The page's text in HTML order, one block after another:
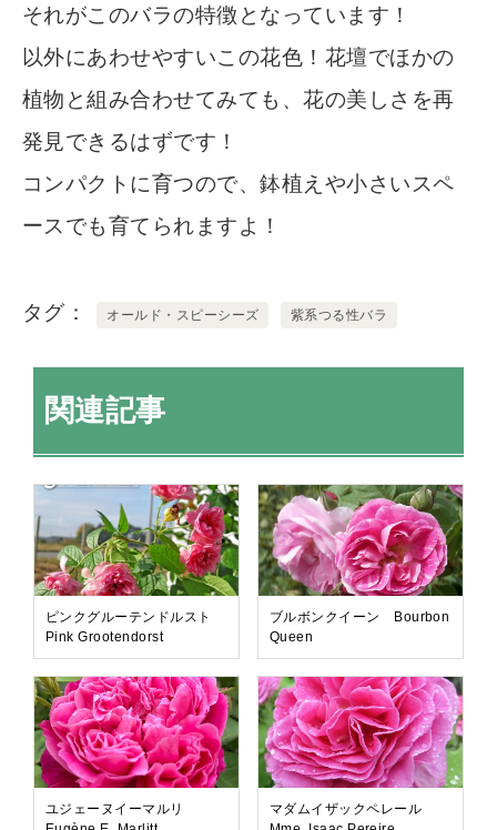
それがこのバラの特徴となっています！
以外にあわせやすいこの花色！花壇でほかの
植物と組み合わせてみても、花の美しさを再
発見できるはずです！
コンパクトに育つので、鉢植えや小さいスペ
ースでも育てられますよ！
タグ オールド・スピーシーズ 紫系つる性バラ
関連記事
ピンクグルーテンドルスト
Pink Grootendorst
ブルボンクイーン Bourbon
Queen
ユジェーヌイーマルリ
マダムイザックペレール